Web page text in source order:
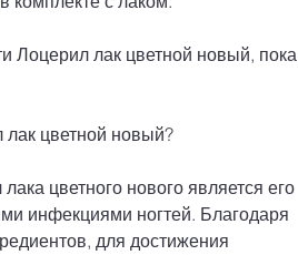
Лоцерил лак цветной новый,
цветной новый?
цветного нового является его
инфекциями ногтей. Благодаря
для достижения